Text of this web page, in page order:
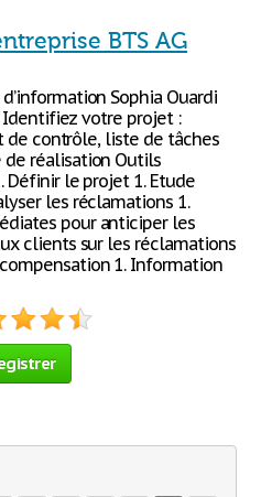
BTS AG
Sophia Ouardi
Identifiez votre projet :
contrôle, liste de tâches
de réalisation Outils
Définir le projet 1. Etude
les réclamations 1.
pour anticiper les
clients sur les réclamations
1. Information